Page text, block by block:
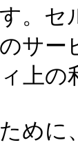
。
サ
上の
め